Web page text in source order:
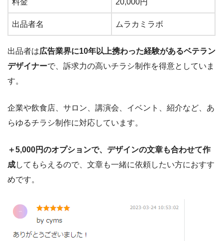
出品者名 ムラカミラボ
出品者は広告業界に10年以上携わった経験があるベテラン
デザイナーで、訴求力の高いチラシ制作を得意としていま
す。
企業や飲食店、サロン、講演会、イベント、紹介など、あ
らゆるチラシ制作に対応しています。
＋5,000円のオプションで、デザインの文章も合わせて作
成してもらえるので、文章も一緒に依頼したい方におすす
めです。